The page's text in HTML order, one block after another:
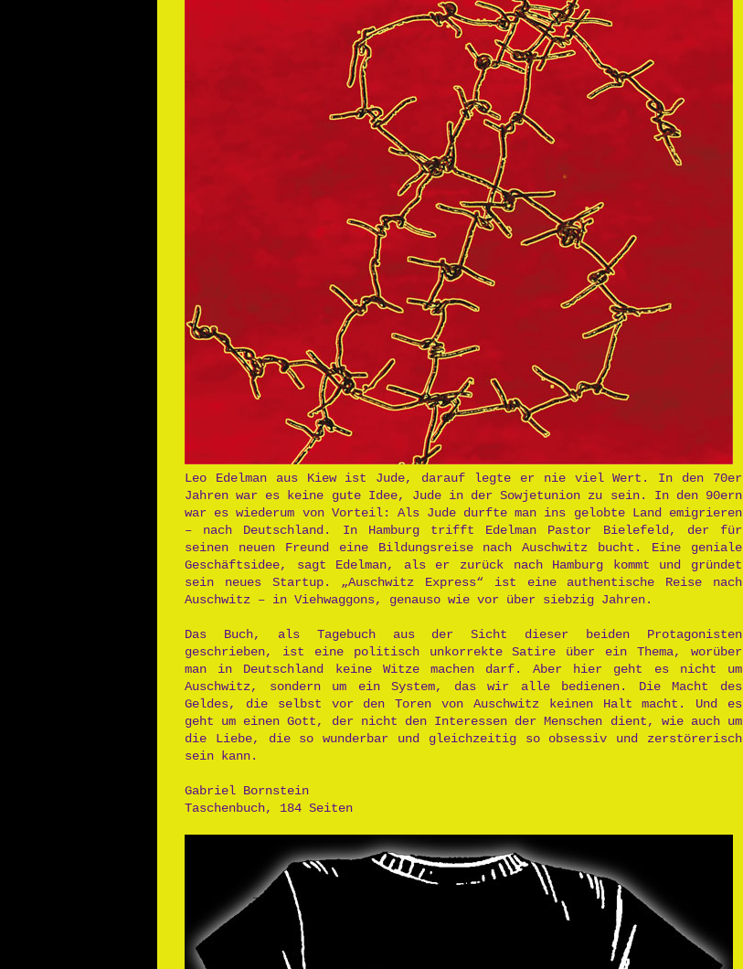
Leo Edelman aus Kiew ist Jude, darauf legte er nie viel Wert. In den 70er
Jahren war es keine gute Idee, Jude in der Sowjetunion zu sein. In den 90ern
war es wiederum von Vorteil: Als Jude durfte man ins gelobte Land emigrieren
– nach Deutschland. In Hamburg trifft Edelman Pastor Bielefeld, der für
seinen neuen Freund eine Bildungsreise nach Auschwitz bucht. Eine geniale
Geschäftsidee, sagt Edelman, als er zurück nach Hamburg kommt und gründet
sein neues Startup. „Auschwitz Express“ ist eine authentische Reise nach
Auschwitz – in Viehwaggons, genauso wie vor über siebzig Jahren.
Das Buch, als Tagebuch aus der Sicht dieser beiden Protagonisten
geschrieben, ist eine politisch unkorrekte Satire über ein Thema, worüber
man in Deutschland keine Witze machen darf. Aber hier geht es nicht um
Auschwitz, sondern um ein System, das wir alle bedienen. Die Macht des
Geldes, die selbst vor den Toren von Auschwitz keinen Halt macht. Und es
geht um einen Gott, der nicht den Interessen der Menschen dient, wie auch um
die Liebe, die so wunderbar und gleichzeitig so obsessiv und zerstörerisch
sein kann.
Gabriel Bornstein
Taschenbuch, 184 Seiten